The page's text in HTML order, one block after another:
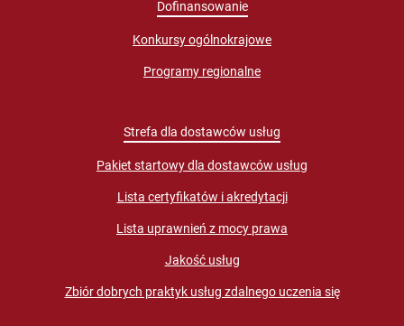
Dofinansowanie
Konkursy ogólnokrajowe
Programy regionalne
Strefa dla dostawców usług
Pakiet startowy dla dostawców usług
Lista certyfikatów i akredytacji
Lista uprawnień z mocy prawa
Jakość usług
Zbiór dobrych praktyk usług zdalnego uczenia się